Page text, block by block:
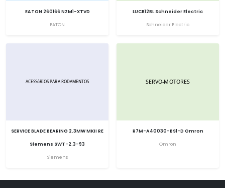
EATON 260166 NZM1-XTVD
EATON
LUCB12BL Schneider Electric
Schneider Electric
SERVICE BLADE BEARING 2.3MW MKII RE
Siemens SWT-2.3-93
Siemens
R7M-A40030-BS1-D Omron
Omron